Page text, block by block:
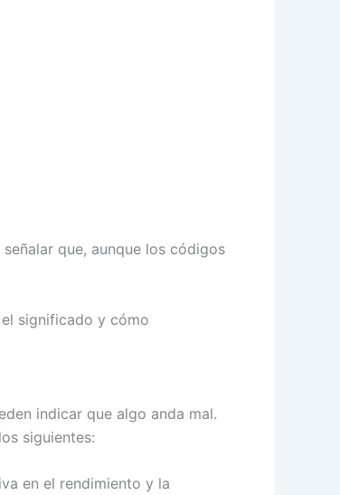
que, aunque los códigos
significado y cómo
indicar que algo anda mal.
siguientes:
en el rendimiento y la